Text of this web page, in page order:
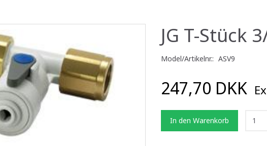
JG T-Stück
Model/Artikelnr.: ASV9
247,70 DKK
In den Warenkorb